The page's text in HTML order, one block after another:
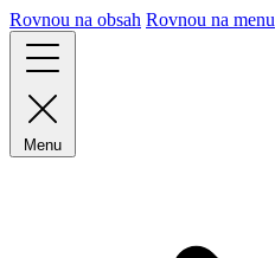
Rovnou na obsah Rovnou na menu
Menu